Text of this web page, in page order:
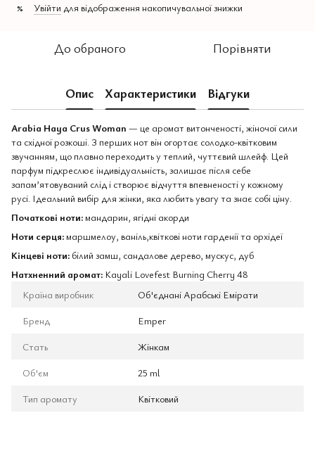
% Увійти для відображення накопичувальної знижки
До обраного Порівняти
Опис Характеристики Відгуки
Arabia Haya Crus Woman — це аромат витонченості, жіночої сили
та східної розкоші. З перших нот він огортає солодко-квітковим
звучанням, що плавно переходить у теплий, чуттєвий шлейф. Цей
парфум підкреслює індивідуальність, залишає після себе
запам’ятовуваний слід і створює відчуття впевненості у кожному
русі. Ідеальний вибір для жінки, яка любить увагу та знає собі ціну.
Початкові ноти: мандарин, ягідні акорди
Ноти серця: маршмелоу, ваніль,квіткові ноти гарденії та орхідеї
Кінцеві ноти: білий замш, сандалове дерево, мускус, дуб
Натхненний аромат: Kayali Lovefest Burning Cherry 48
Країна виробник
Об'єднані Арабські Емірати
Бренд
Emper
Стать
Жінкам
Об'єм
25 ml
Тип аромату
Квітковий